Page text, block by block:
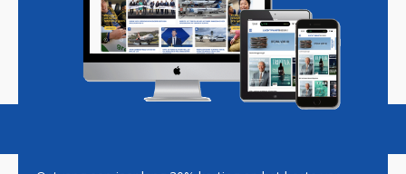
Magazine Podcasts Vacatures